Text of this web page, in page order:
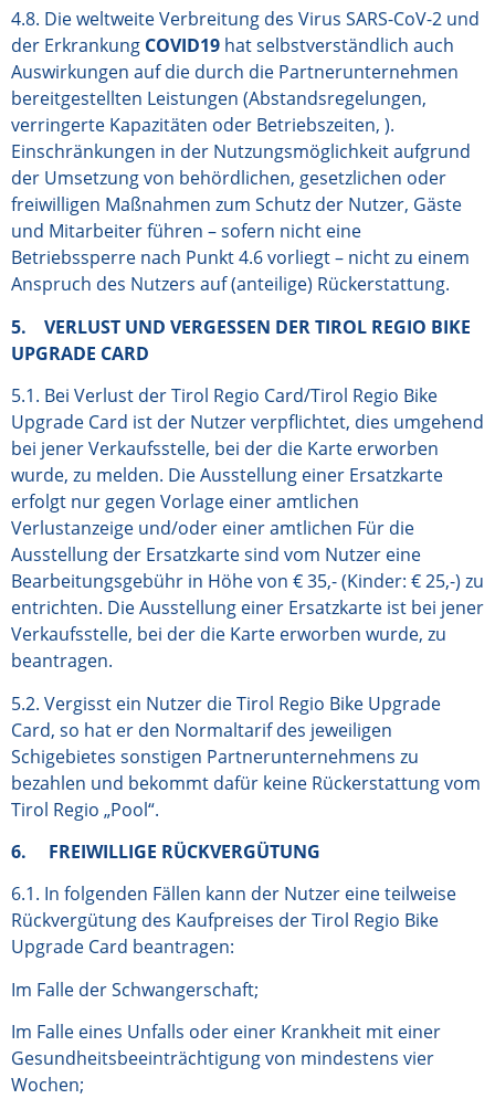
4.8. Die weltweite Verbreitung des Virus SARS-CoV-2 und
der Erkrankung COVID19 hat selbstverständlich auch
Auswirkungen auf die durch die Partnerunternehmen
bereitgestellten Leistungen (Abstandsregelungen,
verringerte Kapazitäten oder Betriebszeiten, ).
Einschränkungen in der Nutzungsmöglichkeit aufgrund
der Umsetzung von behördlichen, gesetzlichen oder
freiwilligen Maßnahmen zum Schutz der Nutzer, Gäste
und Mitarbeiter führen – sofern nicht eine
Betriebssperre nach Punkt 4.6 vorliegt – nicht zu einem
Anspruch des Nutzers auf (anteilige) Rückerstattung.
5. VERLUST UND VERGESSEN DER TIROL REGIO BIKE
UPGRADE CARD
5.1. Bei Verlust der Tirol Regio Card/Tirol Regio Bike
Upgrade Card ist der Nutzer verpflichtet, dies umgehend
bei jener Verkaufsstelle, bei der die Karte erworben
wurde, zu melden. Die Ausstellung einer Ersatzkarte
erfolgt nur gegen Vorlage einer amtlichen
Verlustanzeige und/oder einer amtlichen Für die
Ausstellung der Ersatzkarte sind vom Nutzer eine
Bearbeitungsgebühr in Höhe von € 35,- (Kinder: € 25,-) zu
entrichten. Die Ausstellung einer Ersatzkarte ist bei jener
Verkaufsstelle, bei der die Karte erworben wurde, zu
beantragen.
5.2. Vergisst ein Nutzer die Tirol Regio Bike Upgrade
Card, so hat er den Normaltarif des jeweiligen
Schigebietes sonstigen Partnerunternehmens zu
bezahlen und bekommt dafür keine Rückerstattung vom
Tirol Regio „Pool“.
6. FREIWILLIGE RÜCKVERGÜTUNG
6.1. In folgenden Fällen kann der Nutzer eine teilweise
Rückvergütung des Kaufpreises der Tirol Regio Bike
Upgrade Card beantragen:
Im Falle der Schwangerschaft;
Im Falle eines Unfalls oder einer Krankheit mit einer
Gesundheitsbeeinträchtigung von mindestens vier
Wochen;